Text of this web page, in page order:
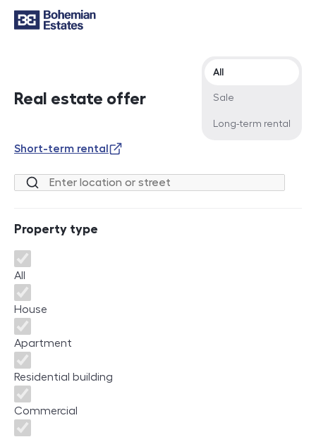
Real estate offer
Offer type
All
Sale
Long-term rental
Short-term rental
Location or street
Property type
Property type
All
House
Apartment
Residential building
Commercial